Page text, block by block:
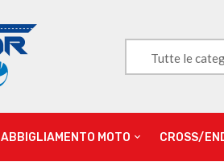
Tutte le
ABBIGLIAMENTO MOTO CROSS/